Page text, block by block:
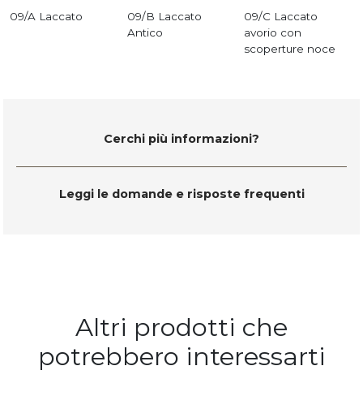
09/A Laccato
09/B Laccato
Antico
09/C Laccato
avorio con
scoperture noce
Cerchi più informazioni?
Leggi le domande e risposte frequenti
Altri prodotti che
potrebbero interessarti